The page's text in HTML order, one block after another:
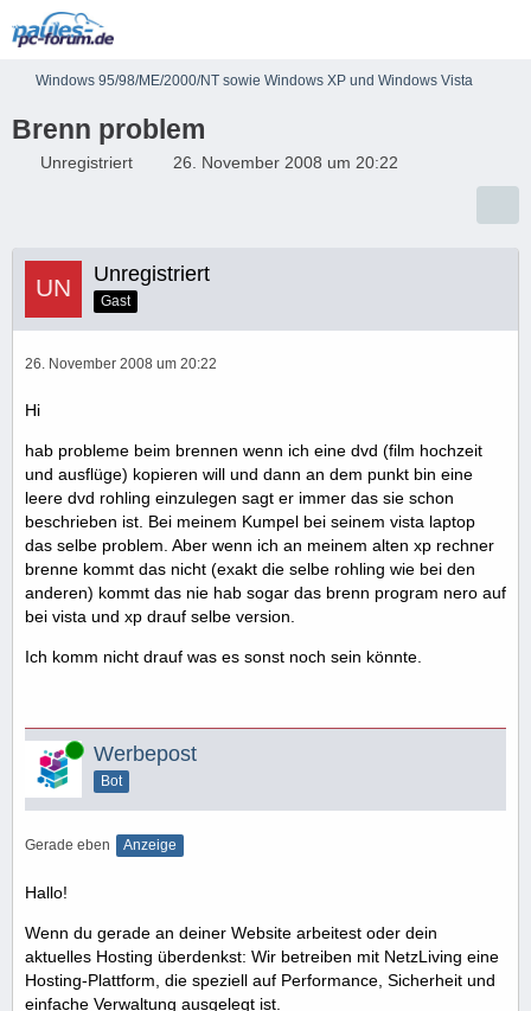
Windows 95/98/ME/2000/NT sowie Windows XP und Windows Vista
Brenn problem
Unregistriert 26. November 2008 um 20:22
Unregistriert
Gast
26. November 2008 um 20:22
Hi
hab probleme beim brennen wenn ich eine dvd (film hochzeit
und ausflüge) kopieren will und dann an dem punkt bin eine
leere dvd rohling einzulegen sagt er immer das sie schon
beschrieben ist. Bei meinem Kumpel bei seinem vista laptop
das selbe problem. Aber wenn ich an meinem alten xp rechner
brenne kommt das nicht (exakt die selbe rohling wie bei den
anderen) kommt das nie hab sogar das brenn program nero auf
bei vista und xp drauf selbe version.
Ich komm nicht drauf was es sonst noch sein könnte.
Online Werbepost
Bot
Gerade eben Anzeige
Hallo!
Wenn du gerade an deiner Website arbeitest oder dein
aktuelles Hosting überdenkst: Wir betreiben mit NetzLiving eine
Hosting-Plattform, die speziell auf Performance, Sicherheit und
einfache Verwaltung ausgelegt ist.